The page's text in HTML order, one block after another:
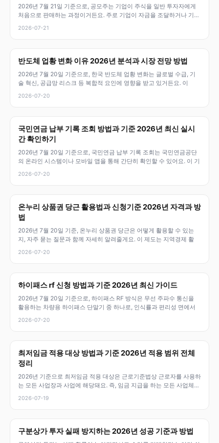
2026년 7월 21일 기준으로, 공모주는 기업이 주식을 일반 투자자에게
처음으로 판매하는 과정이거든요. 주로 기업이 자금을 조달하거나 기업
2026-07-21
반도체 업황 변화 이유 2026년 분석과 시장 전망 방법
2026년 7월 20일 기준으로, 한국 반도체 업황 변화는 글로벌 수급, 기
술 혁신, 공급망 리스크 등 복합적 요인에 영향을 받고 있거든요. 이
2026-07-20
국민연금 납부 기록 조회 방법과 기준 2026년 최신 실시
간 확인하기
2026년 7월 20일 기준으로, 국민연금 납부 기록 조회는 국민연금공단
의 온라인 시스템이나 모바일 앱을 통해 간단히 확인할 수 있어요. 이 기
2026-07-20
온누리 상품권 당근 활용법과 신청기준 2026년 자격과 방
법
2026년 7월 20일 기준, 온누리 상품권 당근은 어떻게 활용할 수 있는
지, 자주 묻는 질문과 함께 자세히 알려줄게요. 이 제도는 지역경제 활
2026-07-20
하이패스 rf 신청 방법과 기준 2026년 최신 가이드
2026년 7월 20일 기준으로, 하이패스 RF 방식은 무선 주파수 통신을
활용하는 차량용 하이패스 단말기 중 하나로, 인식률과 편리성 면에서
2026-07-20
최저임금 적용 대상 방법과 기준 2026년 적용 범위 전체
정리
2026년 기준으로 최저임금 적용 대상은 근로기준법상 근로자를 사용하
는 모든 사업장과 사업에 해당돼요. 즉, 임금 지급을 하는 모든 사업체와
2026-07-19
구분상가 투자 실패 방지하는 2026년 성공 기준과 방법